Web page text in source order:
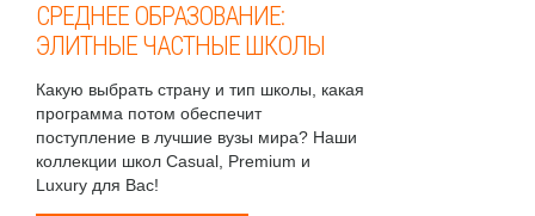
СРЕДНЕЕ ОБРАЗОВАНИЕ:
ЭЛИТНЫЕ ЧАСТНЫЕ ШКОЛЫ
Какую выбрать страну и тип школы, какая
программа потом обеспечит
поступление в лучшие вузы мира? Наши
коллекции школ Casual, Premium и
Luxury для Вас!